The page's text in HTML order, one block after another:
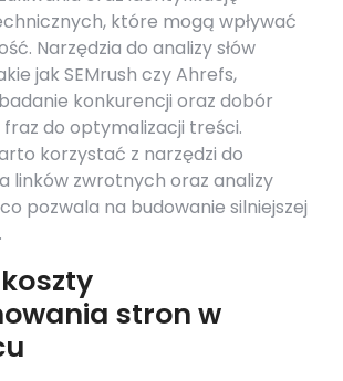
które mogą wpływać
Narzędzia do analizy słów
jak SEMrush czy Ahrefs,
konkurencji oraz dobór
do optymalizacji treści.
korzystać z narzędzi do
linków zwrotnych oraz analizy
pozwala na budowanie silniejszej
stron w